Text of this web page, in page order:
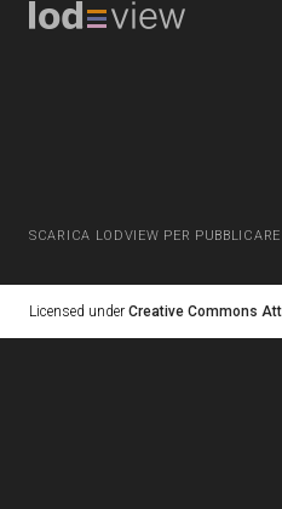
SCARICA LODVIEW PER
Licensed under Creative Commons